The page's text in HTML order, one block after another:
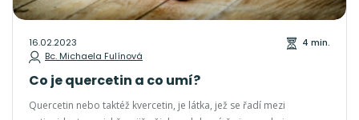
16.02.2023
Bc. Michaela Fulínová
4 min.
Co je quercetin a co umí?
Quercetin nebo taktéž kvercetin, je látka, jež se řadí mezi